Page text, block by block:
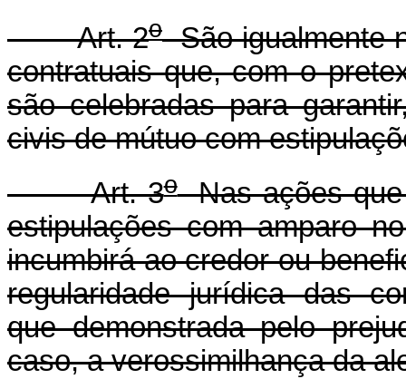
Art. 2oSão igualmente
contratuais que, com o
são celebradas para
civis de mútuo com
Art. 3oNas ações que
estipulações com amparo
incumbirá ao credor ou
regularidade jurídica das
que demonstrada pelo
caso, a verossimilhança da